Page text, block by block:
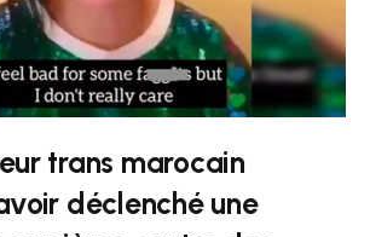
trans marocain
déclenché une